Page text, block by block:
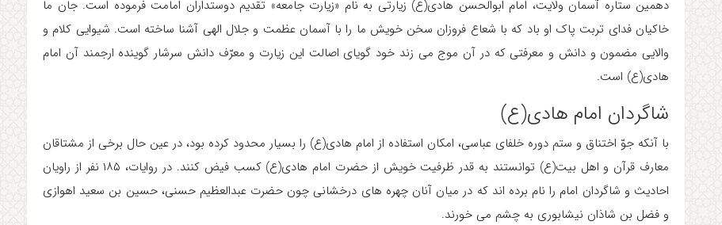
دهمین ستاره آسمان ولایت، امام ابوالحسن هادی(ع) زیارتی به نام «زیارت جامعه» تقدیم دوستداران امامت فرموده است. جان ما
خاکیان فدای تربت پاک او باد که با شعاع فروزان سخن خویش ما را با آسمان عظمت و جلال الهی آشنا ساخته است. شیوایی کلام و
والایی مضمون و دانش و معرفتی که در آن موج می زند خود گویای اصالت این زیارت و معرّف دانش سرشار گوینده ارجمند آن امام
هادی(ع) است.
شاگردان امام هادی(ع)
با آنکه جوّ اختناق و ستم دوره خلفای عباسی، امکان استفاده از امام هادی(ع) را بسیار محدود کرده بود، در عین حال برخی از مشتاقان
معارف قرآن و اهل بیت(ع) توانستند به قدر ظرفیت خویش از حضرت امام هادی(ع) کسب فیض کنند. در روایات، ۱۸۵ نفر از راویان
احادیث و شاگردان امام را نام برده اند که در میان آنان چهره های درخشانی چون حضرت عبدالعظیم حسنی، حسین بن سعید اهوازی
و فضل بن شاذان نیشابوری به چشم می خورند.